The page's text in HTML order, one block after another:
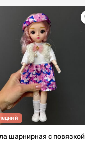
шарнирная с повязкой